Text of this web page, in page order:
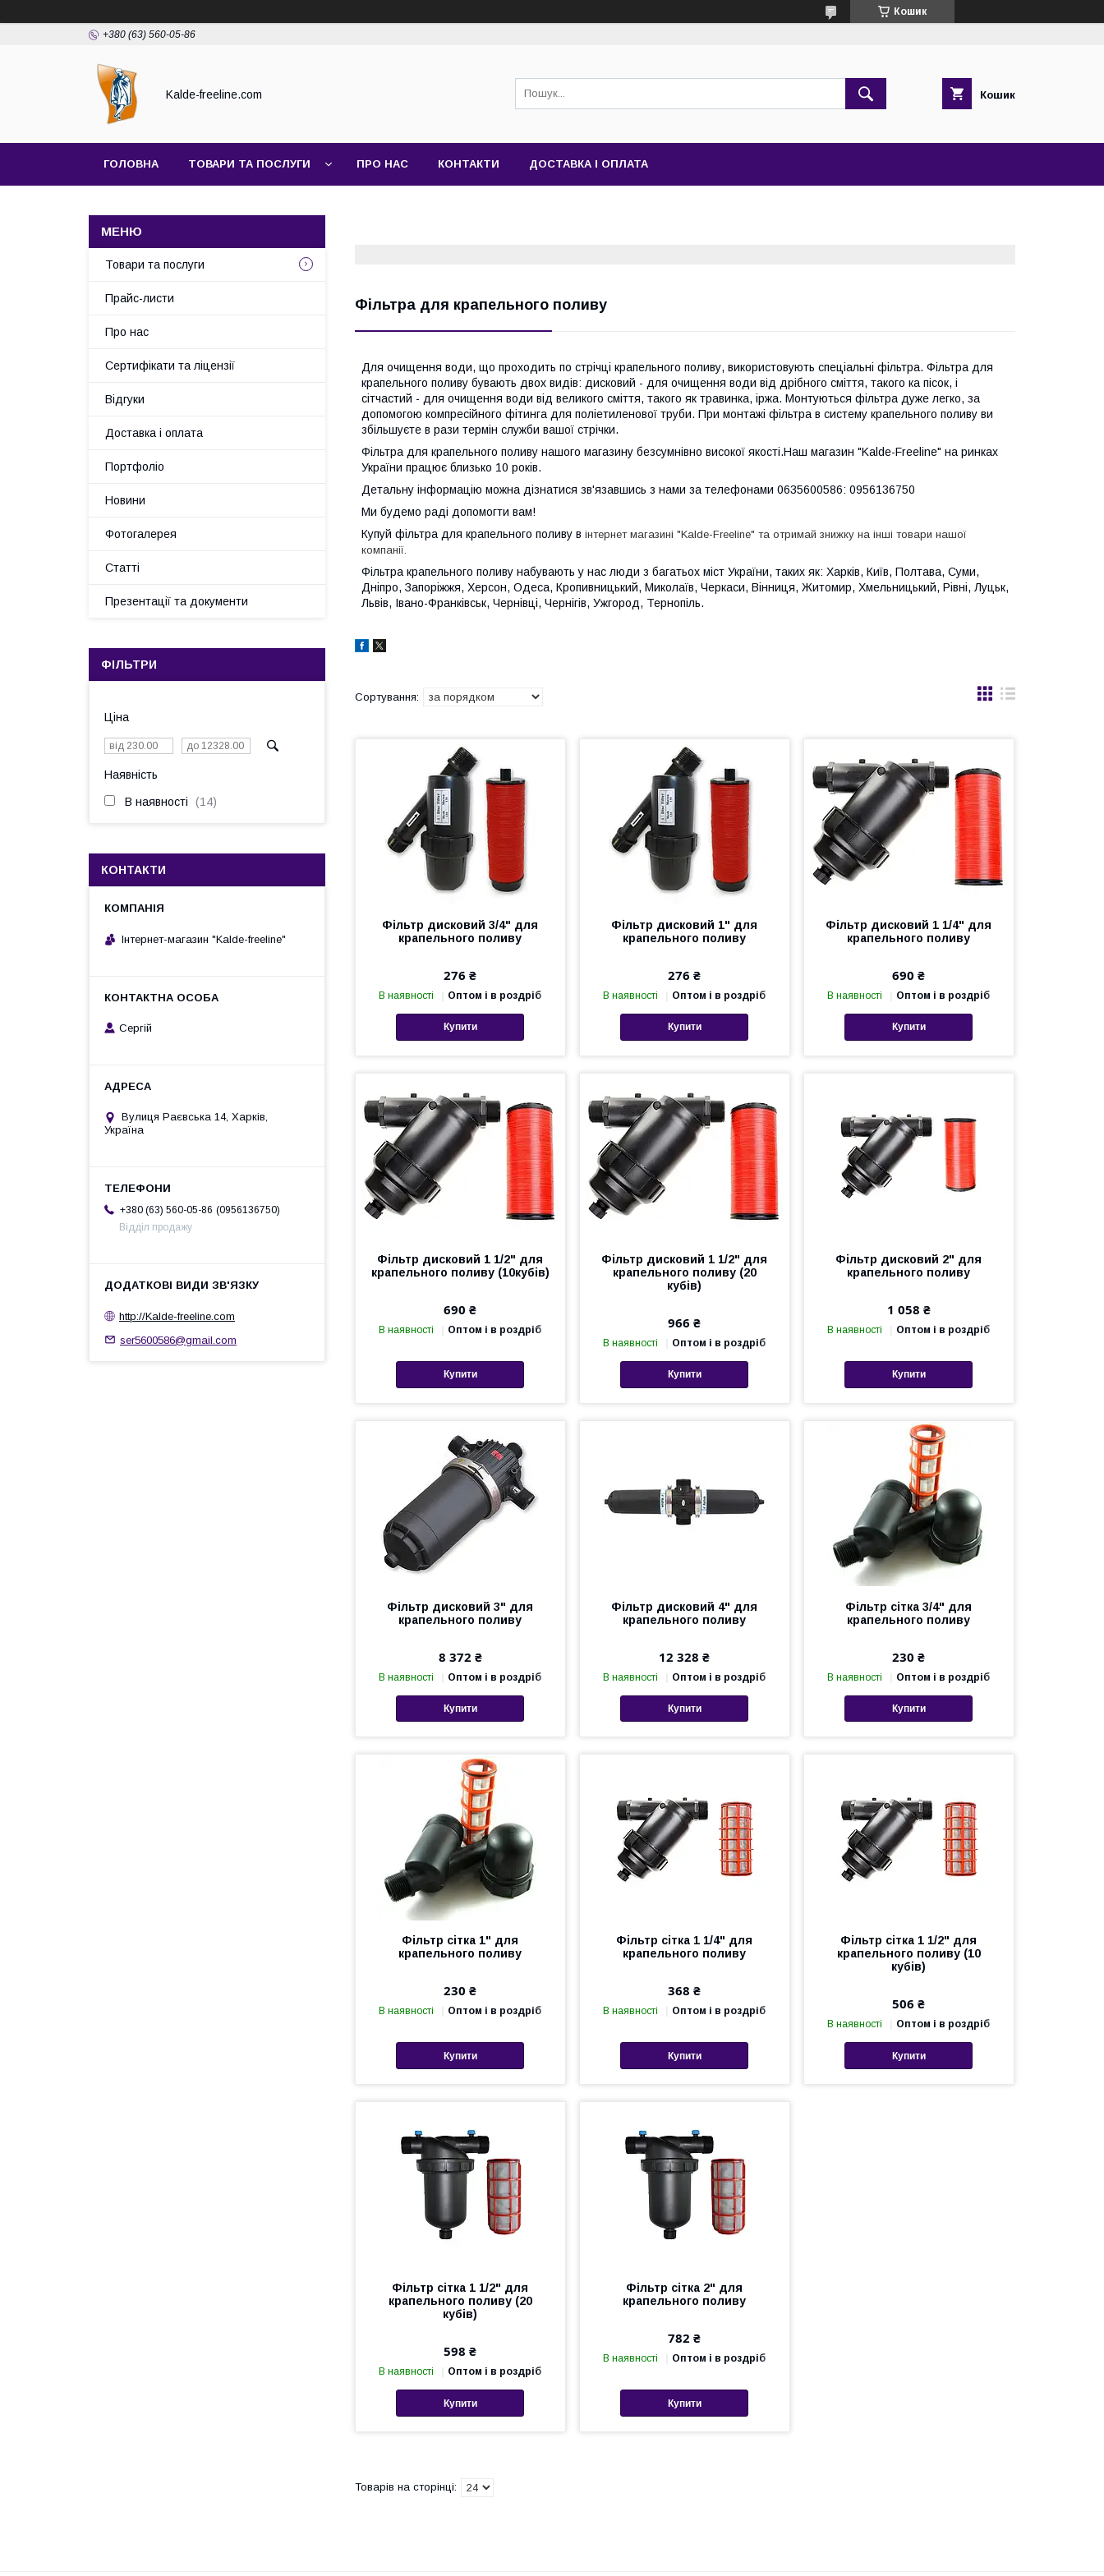
Кошик
+380 (63) 560-05-86
Kalde-freeline.com Кошик
ГОЛОВНА ТОВАРИ ТА ПОСЛУГИ ПРО НАС КОНТАКТИ ДОСТАВКА І ОПЛАТА
Фільтра для крапельного поливу
Для очищення води, що проходить по стрічці крапельного поливу, використовують спеціальні фільтра. Фільтра для
крапельного поливу бувають двох видів: дисковий - для очищення води від дрібного сміття, такого ка пісок, і
сітчастий - для очищення води від великого сміття, такого як травинка, іржа. Монтуються фільтра дуже легко, за
допомогою компресійного фітинга для поліетиленової труби. При монтажі фільтра в систему крапельного поливу ви
збільшуєте в рази термін служби вашої стрічки.
Фільтра для крапельного поливу нашого магазину безсумнівно високої якості.Наш магазин "Kalde-Freeline" на ринках
України працює близько 10 років.
Детальну інформацію можна дізнатися зв'язавшись з нами за телефонами 0635600586: 0956136750
Ми будемо раді допомогти вам!
Купуй фільтра для крапельного поливу в інтернет магазині "Kalde-Freeline" та отримай знижку на інші товари нашої
компанії.
Фільтра крапельного поливу набувають у нас люди з багатьох міст України, таких як: Харків, Київ, Полтава, Суми,
Дніпро, Запоріжжя, Херсон, Одеса, Кропивницький, Миколаїв, Черкаси, Вінниця, Житомир, Хмельницький, Рівні, Луцьк,
Львів, Івано-Франківськ, Чернівці, Чернігів, Ужгород, Тернопіль.
Фільтр дисковий 3/4" для
крапельного поливу
276 ₴
В наявності Оптом і в роздріб
Купити
Фільтр дисковий 1" для
крапельного поливу
276 ₴
В наявності Оптом і в роздріб
Купити
Фільтр дисковий 1 1/4" для
крапельного поливу
690 ₴
В наявності Оптом і в роздріб
Купити
Фільтр дисковий 1 1/2" для
крапельного поливу (10кубів)
690 ₴
В наявності Оптом і в роздріб
Купити
Фільтр дисковий 1 1/2" для
крапельного поливу (20
кубів)
966 ₴
В наявності Оптом і в роздріб
Купити
Фільтр дисковий 2" для
крапельного поливу
1 058 ₴
В наявності Оптом і в роздріб
Купити
Фільтр дисковий 3" для
крапельного поливу
8 372 ₴
В наявності Оптом і в роздріб
Купити
Фільтр дисковий 4" для
крапельного поливу
12 328 ₴
В наявності Оптом і в роздріб
Купити
Фільтр сітка 3/4" для
крапельного поливу
230 ₴
В наявності Оптом і в роздріб
Купити
Фільтр сітка 1" для
крапельного поливу
230 ₴
В наявності Оптом і в роздріб
Купити
Фільтр сітка 1 1/4" для
крапельного поливу
368 ₴
В наявності Оптом і в роздріб
Купити
Фільтр сітка 1 1/2" для
крапельного поливу (10
кубів)
506 ₴
В наявності Оптом і в роздріб
Купити
Фільтр сітка 1 1/2" для
крапельного поливу (20
кубів)
598 ₴
В наявності Оптом і в роздріб
Купити
Фільтр сітка 2" для
крапельного поливу
782 ₴
В наявності Оптом і в роздріб
Купити
Товари та послуги
Прайс-листи
Про нас
Сертифікати та ліцензії
Відгуки
Доставка і оплата
Портфоліо
Новини
Фотогалерея
Статті
Презентації та документи
ФІЛЬТРИ
Ціна
Наявність
В наявності 14
КОНТАКТИ
Інтернет-магазин "Kalde-freeline"
Сергій
Вулиця Раєвська 14, Харків,
Україна
+380 (63) 560-05-86
0956136750
Відділ продажу
http://Kalde-freeline.com
ser5600586@gmail.com